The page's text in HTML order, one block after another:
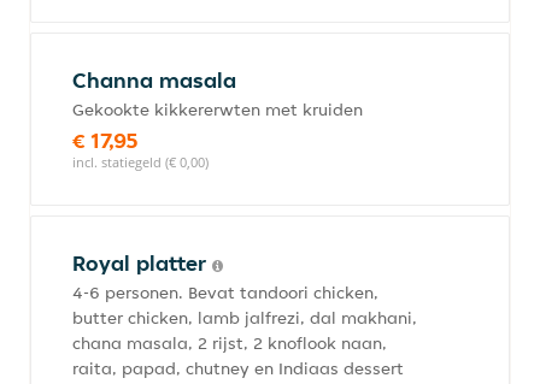
Channa masala
Gekookte kikkererwten met kruiden
€ 17,95
incl. statiegeld (€ 0,00)
Royal platter
4-6 personen. Bevat tandoori chicken,
butter chicken, lamb jalfrezi, dal makhani,
chana masala, 2 rijst, 2 knoflook naan,
raita, papad, chutney en Indiaas dessert